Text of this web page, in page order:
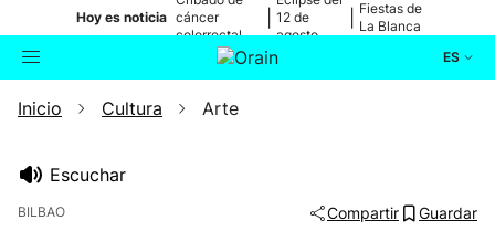
Hoy es noticia cáncer
colorrectal
12 de
agosto
Fiestas de
La Blanca
ES
Buscador Actualidad
Inicio Cultura Arte
Escuchar
BILBAO Compartir Guardar